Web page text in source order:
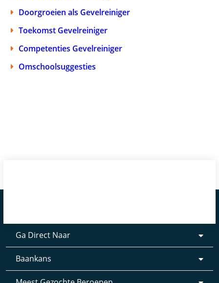
Doorgroeien als Gevelreiniger
Toekomst Gevelreiniger
Competenties Gevelreiniger
Omschoolsuggesties
Ga Direct Naar
Baankans